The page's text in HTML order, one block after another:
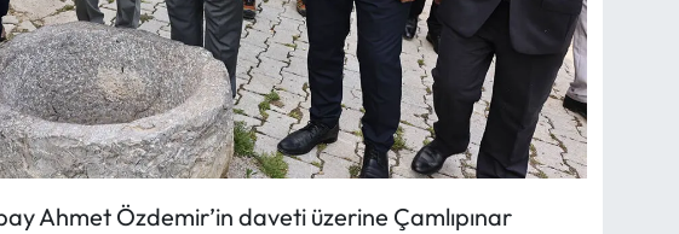
Ahmet Özdemir’in daveti üzerine Çamlıpınar